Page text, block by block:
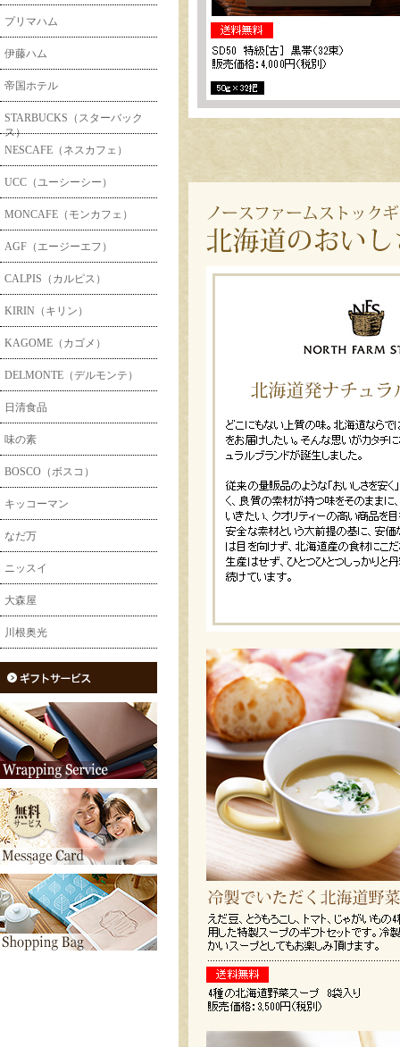
プリマハム
伊藤ハム
帝国ホテル
STARBUCKS（スターバック
ス）
NESCAFE（ネスカフェ）
UCC（ユーシーシー）
MONCAFE（モンカフェ）
AGF（エージーエフ）
CALPIS（カルピス）
KIRIN（キリン）
KAGOME（カゴメ）
DELMONTE（デルモンテ）
日清食品
味の素
BOSCO（ボスコ）
キッコーマン
なだ万
ニッスイ
大森屋
川根奥光